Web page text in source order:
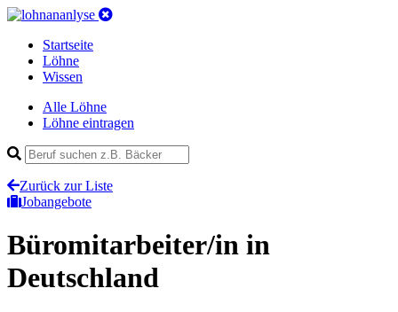
Startseite
Löhne
Wissen
Alle Löhne
Löhne eintragen
Zurück zur Liste
Jobangebote
Büromitarbeiter/in in
Deutschland